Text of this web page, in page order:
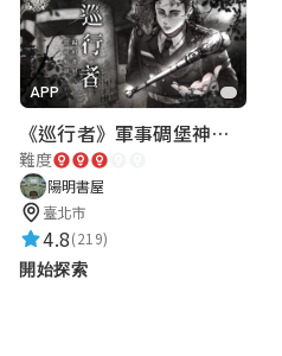
APP
《巡行者》軍事碉堡神秘探索｜陽明書屋實境遊戲
難度
陽明書屋
臺北市
4.8(219)
開始探索